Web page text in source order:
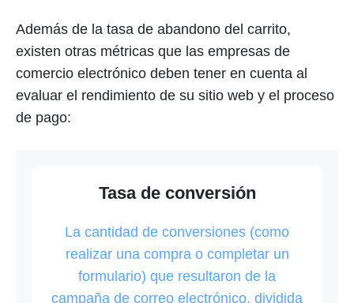
Además de la tasa de abandono del carrito,
existen otras métricas que las empresas de
comercio electrónico deben tener en cuenta al
evaluar el rendimiento de su sitio web y el proceso
de pago:
Tasa de conversión
La cantidad de conversiones (como
realizar una compra o completar un
formulario) que resultaron de la
campaña de correo electrónico, dividida